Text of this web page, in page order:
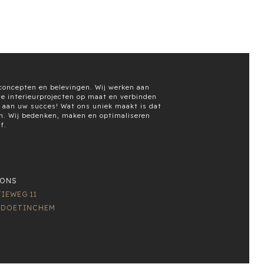
en belevingen. Wij werken aan
interieurprojecten op maat en verbinden
uw succes! Wat ons uniek maakt is dat
Wij bedenken, maken en optimaliseren
11